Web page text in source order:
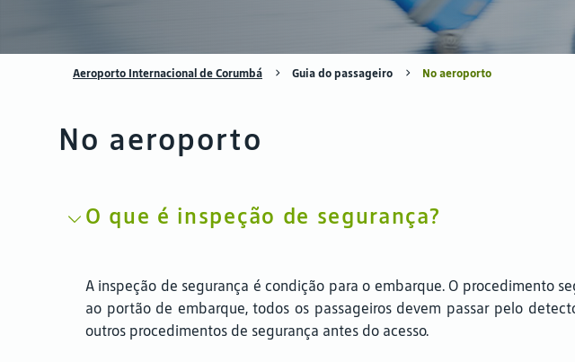
Aeroporto Internacional de Corumbá Guia do passageiro No aeroporto
No aeroporto
O que é inspeção de segurança?
A inspeção de segurança é condição para o embarque. O procedimento
ao portão de embarque, todos os passageiros devem passar pelo
outros procedimentos de segurança antes do acesso.